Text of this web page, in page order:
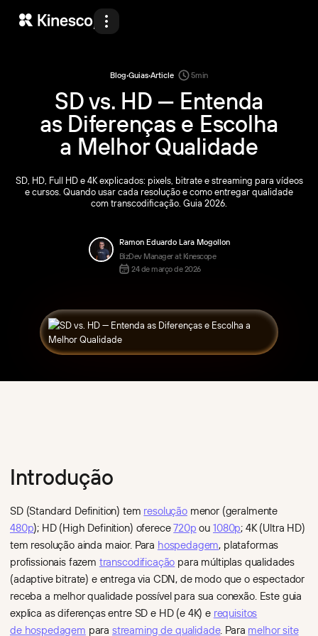
Produtos
Desenvolvedores
Recursos
Sobre nós
Começar agora
Player
Reprodutor de vídeo
rápido,
personalizável
para sites, cursos
de vídeos com alta
performance.
Criptografia,
com marcas d'água
e regras de acesso
que se transformam
em uma pilha
de proteção.
Análise
Análises de vídeo
em tempo real:
Educação
Hospedagem de vídeo
e transmissão ao vivo
para cursos online,
e aprendizagem
Equipes de dev
Infraestrutura de vídeo via
API e SDK para aplicativos,
produtos SaaS
e plataformas digitais.
Mídia
Entrega de vídeo de alta
performance para veículos
de comunicação,
plataformas OTT e portais
de conteúdo.
SaaS
API-first, SDKs
Desenvolvedores
Documentação da API
Reprodutor Incorporado
Blog
Videoblog
Base
Kinescope vs Vimeo
Kinescope vs
YouTube
Kinescope vs Bunny
Stream
Blog·Guias·Article 5min
SD vs. HD — Entenda
as Diferenças e Escolha
a Melhor Qualidade
SD, HD, Full HD e 4K explicados: pixels, bitrate e streaming para vídeos
e cursos. Quando usar cada resolução e como entregar qualidade
com transcodificação. Guia 2026.
Ramon Eduardo Lara Mogollon
BizDev Manager at Kinescope
24 de março de 2026
Introdução
SD (Standard Definition) tem resoluçãomenor (geralmente
480p); HD (High Definition) oferece720p ou1080p; 4K (Ultra HD)
tem resolução ainda maior. Para hospedagem, plataformas
profissionais fazem transcodificação para múltiplas qualidades
(adaptive bitrate) e entrega via CDN, de modo que o espectador
receba a melhor qualidade possível para sua conexão. Este guia
explica as diferenças entre SD e HD (e 4K) e requisitos
de hospedagem para streaming de qualidade. Para melhor site